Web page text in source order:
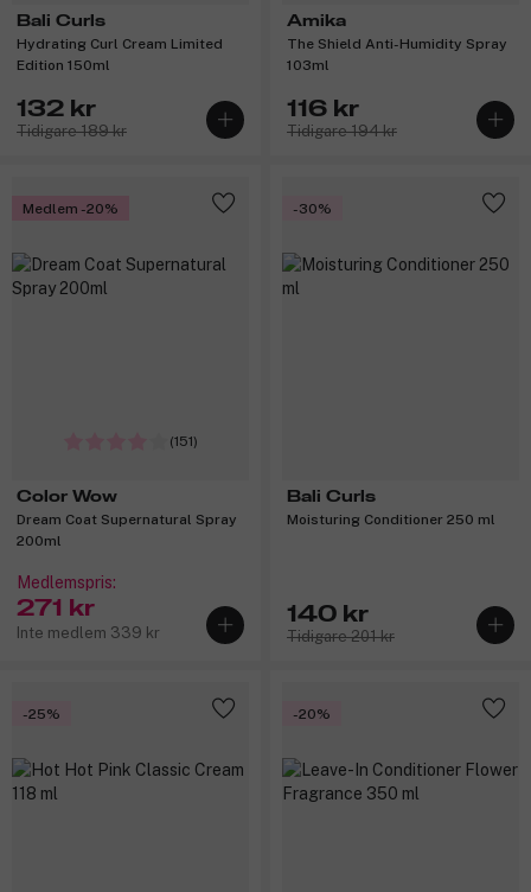
Bali Curls
Hydrating Curl Cream Limited
Edition 150ml
132 kr
Tidigare 189 kr
Amika
The Shield Anti-Humidity Spray
103ml
116 kr
Tidigare 194 kr
Medlem -20%
(151)
Color Wow
Dream Coat Supernatural Spray
200ml
Medlemspris:
271 kr
Inte medlem 339 kr
-30%
Bali Curls
Moisturing Conditioner 250 ml
140 kr
Tidigare 201 kr
-25% -20%